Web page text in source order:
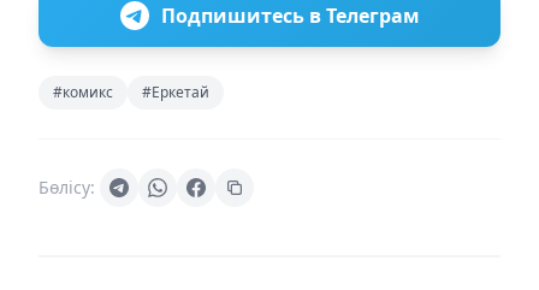
Подпишитесь в Телеграм
#комикс #Еркетай
Бөлісу: